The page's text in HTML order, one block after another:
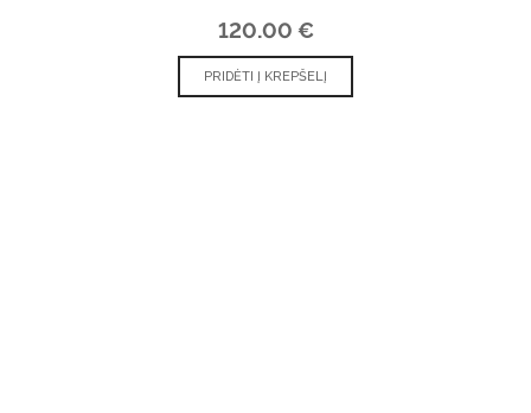
120.00 €
PRIDĖTI Į KREPŠELĮ